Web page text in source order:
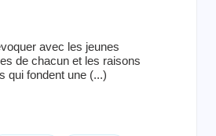
avec les jeunes
de chacun et les raisons
qui fondent une (...)